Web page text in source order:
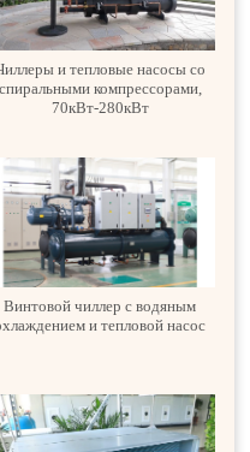
и тепловые насосы со
спиральными компрессорами,
70кВт-280кВт
Винтовой чиллер с водяным
и тепловой насос